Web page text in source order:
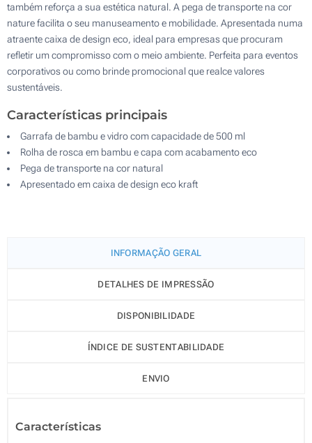
também reforça a sua estética natural. A pega de transporte na cor
nature facilita o seu manuseamento e mobilidade. Apresentada numa
atraente caixa de design eco, ideal para empresas que procuram
refletir um compromisso com o meio ambiente. Perfeita para eventos
corporativos ou como brinde promocional que realce valores
sustentáveis.
Características principais
Garrafa de bambu e vidro com capacidade de 500 ml
Rolha de rosca em bambu e capa com acabamento eco
Pega de transporte na cor natural
Apresentado em caixa de design eco kraft
INFORMAÇÃO GERAL
DETALHES DE IMPRESSÃO
DISPONIBILIDADE
ÍNDICE DE SUSTENTABILIDADE
ENVIO
Características